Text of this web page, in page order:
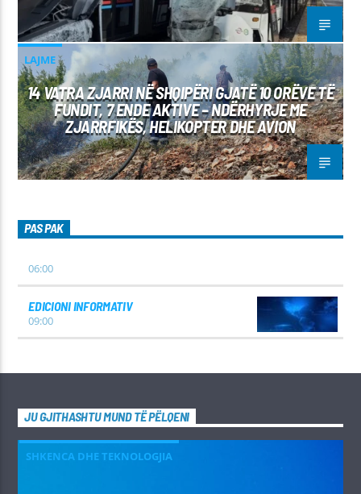
LAJME
14 VATRA ZJARRI NË SHQIPËRI GJATË 10 ORËVE TË
FUNDIT, 7 ENDE AKTIVE – NDËRHYRJE ME
ZJARRFIKËS, HELIKOPTER DHE AVION
PAS PAK
06:00
EDICIONI INFORMATIV
09:00
JU GJITHASHTU MUND TË PËLQENI
SHKENCA DHE TEKNOLOGJIA